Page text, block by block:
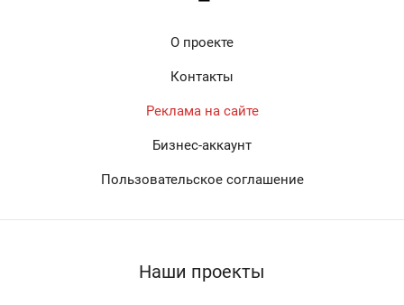
О проекте
Контакты
Реклама на сайте
Бизнес-аккаунт
Пользовательское соглашение
Наши проекты